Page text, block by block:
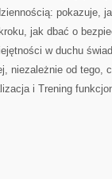
pokazuje,
jak dbać o
w duchu
niezależnie od tego,
i Trening